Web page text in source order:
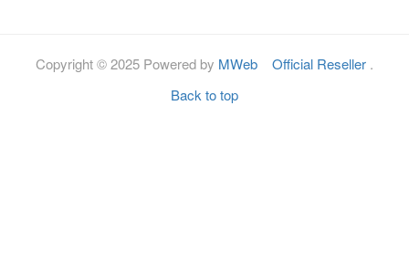
Copyright © 2025 Powered by MWeb Official Reseller .
Back to top